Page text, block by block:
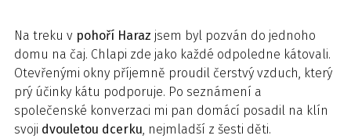
Na treku v pohoří Haraz jsem byl pozván do jednoho
domu na čaj. Chlapi zde jako každé odpoledne kátovali.
Otevřenými okny příjemně proudil čerstvý vzduch, který
prý účinky kátu podporuje. Po seznámení a
společenské konverzaci mi pan domácí posadil na klín
svoji dvouletou dcerku, nejmladší z šesti děti.